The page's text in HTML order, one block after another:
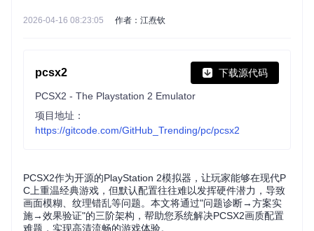
2026-04-16 08:23:05 作者：江焘钦
pcsx2 下载源代码
PCSX2 - The Playstation 2 Emulator
项目地址：
https://gitcode.com/GitHub_Trending/pc/pcsx2
PCSX2作为开源的PlayStation 2模拟器，让玩家能够在现代P
C上重温经典游戏，但默认配置往往难以发挥硬件潜力，导致
画面模糊、纹理错乱等问题。本文将通过"问题诊断→方案实
施→效果验证"的三阶架构，帮助您系统解决PCSX2画质配置
难题，实现高清流畅的游戏体验。